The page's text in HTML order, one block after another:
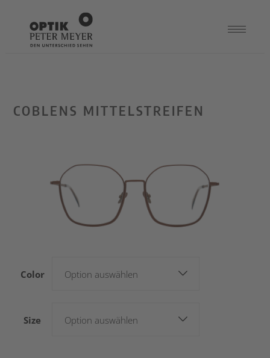
COBLENS MITTELSTREIFEN
Color Option auswählen
Size Option auswählen